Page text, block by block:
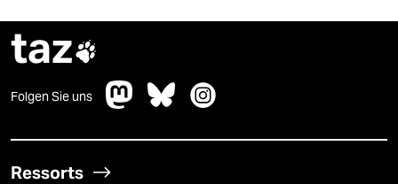
taz
Folgen Sie uns
Ressorts